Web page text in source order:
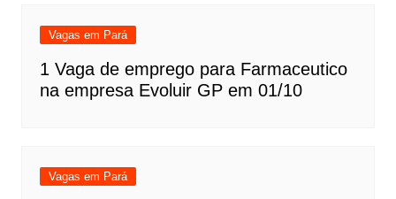
Vagas em Pará
1 Vaga de emprego para Farmaceutico
na empresa Evoluir GP em 01/10
Vagas em Pará